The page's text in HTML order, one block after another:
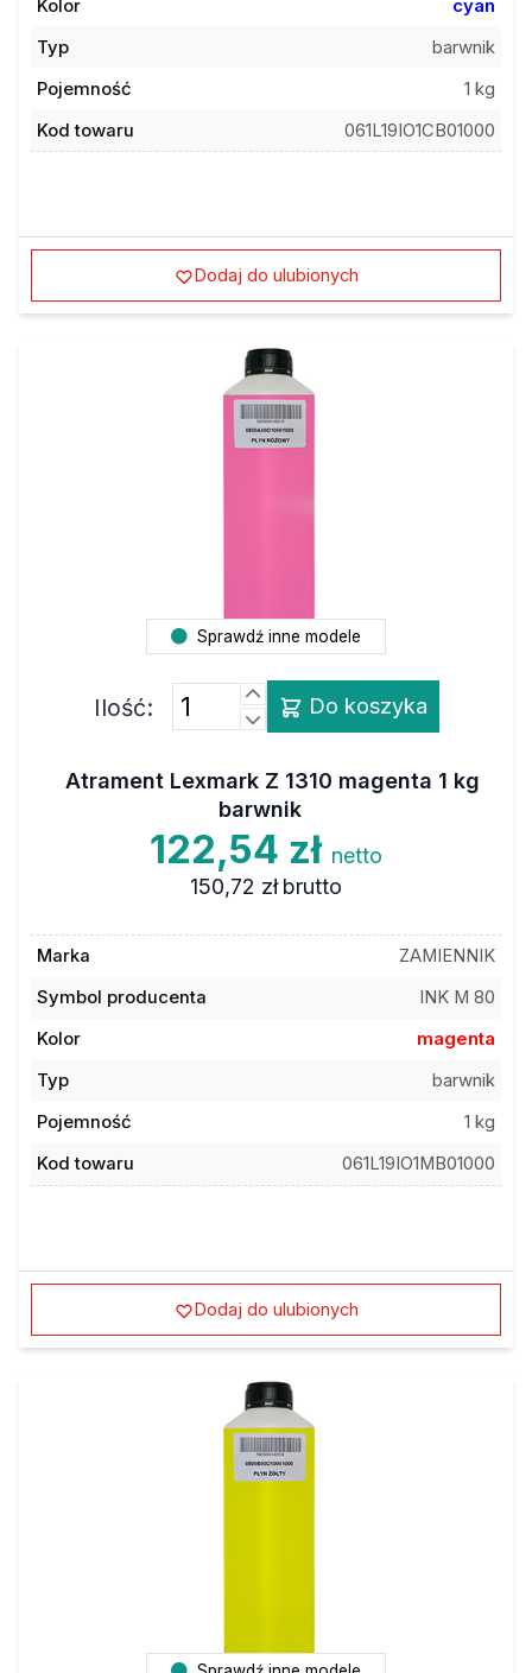
Kolor
cyan
Typ
barwnik
Pojemność
1 kg
Kod towaru
061L19IO1CB01000
Dodaj do ulubionych
Sprawdź inne modele
Ilość: Do koszyka
Atrament Lexmark Z 1310 magenta 1 kg
barwnik
122,54 zł netto
150,72 zł brutto
Marka
ZAMIENNIK
Symbol producenta
INK M 80
Kolor
magenta
Typ
barwnik
Pojemność
1 kg
Kod towaru
061L19IO1MB01000
Dodaj do ulubionych